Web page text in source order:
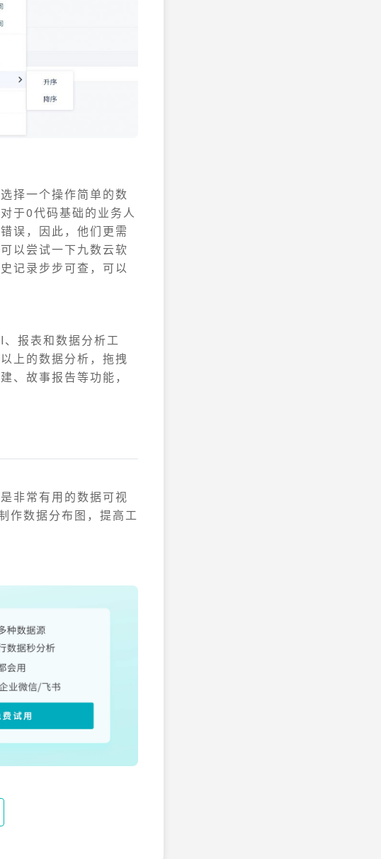
择一个操作简单的数
于0代码基础的业务人
误，因此，他们更需
以尝试一下九数云软
记录步步可查，可以
报表和数据分析工
上的数据分析，拖拽
、故事报告等功能，
非常有用的数据可视
作数据分布图，提高工